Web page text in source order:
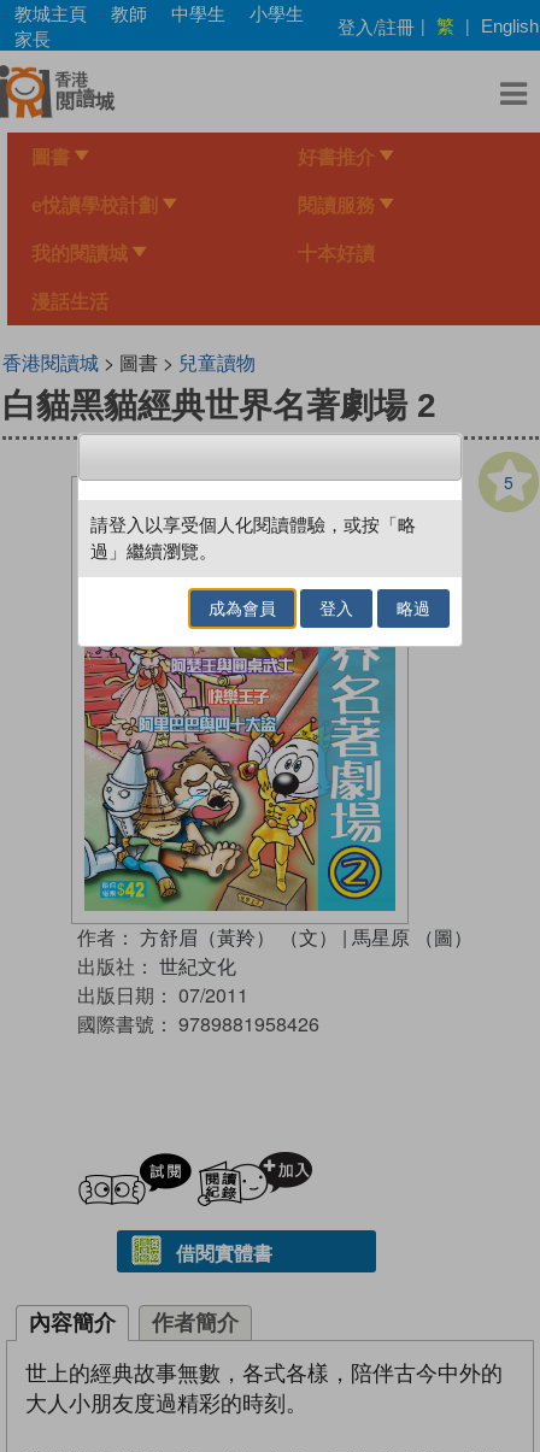
Skip
main
content
教城主頁 教師 中學生
小學生
家長
登入/註冊 | 繁 | English
圖書 好書推介
e悅讀學校計劃 閱讀服務
我的閱讀城 十本好讀
漫話生活
香港閱讀城> 圖書 > 兒童讀物
白貓黑貓經典世界名著劇場 2
5
作者： 方舒眉（黃羚） （文） | 馬星原 （圖）
出版社： 世紀文化
出版日期： 07/2011
國際書號： 9789881958426
試閲
借閱實體書
內容簡介 作者簡介
世上的經典故事無數，各式各樣，陪伴古今中外的
大人小朋友度過精彩的時刻。
請登入以享受個人化閱讀體驗，或按「略
過」繼續瀏覽。
成為會員 登入 略過